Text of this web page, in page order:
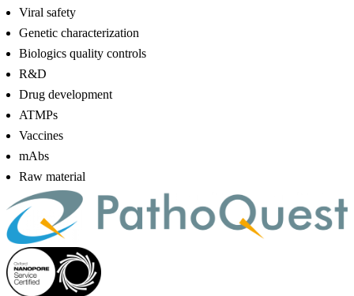
Viral safety
Genetic characterization
Biologics quality controls
R&D
Drug development
ATMPs
Vaccines
mAbs
Raw material